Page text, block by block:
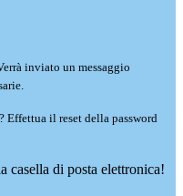
inviato un messaggio
Effettua il reset della password
casella di posta elettronica!